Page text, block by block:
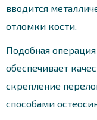
вводится
отломки кости.
Подобная
обеспечивает
скрепление
способами